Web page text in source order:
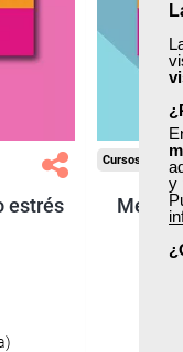
y
estrés
Cursos Femxa